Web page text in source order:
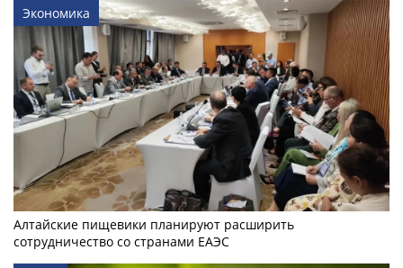
Экономика
Алтайские пищевики планируют расширить
сотрудничество со странами ЕАЭС